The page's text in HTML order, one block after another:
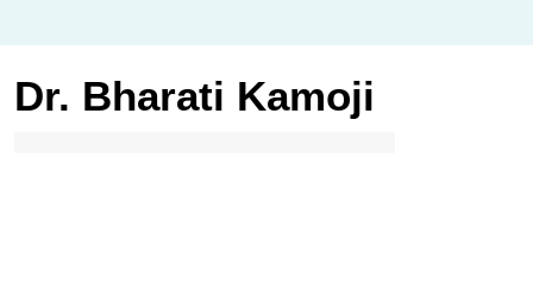
Dr. Bharati Kamoji